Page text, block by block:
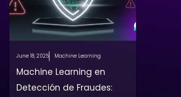
June 18, 2025 Machine Learning
Machine Learning en
Detección de Fraudes: